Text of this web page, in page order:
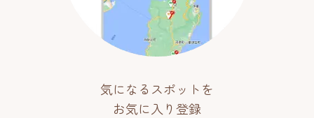
気になるスポットを
お気に入り登録